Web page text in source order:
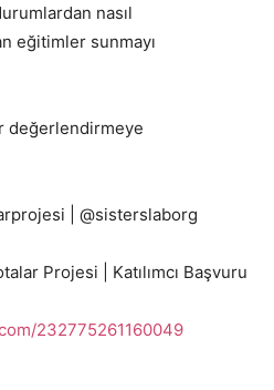
nasıl
eğitimler sunmayı
değerlendirmeye
| @sisterslaborg
Projesi | Katılımcı Başvuru
232775261160049